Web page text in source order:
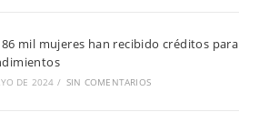
86 mil mujeres han recibido créditos para
DE 2024 / SIN COMENTARIOS